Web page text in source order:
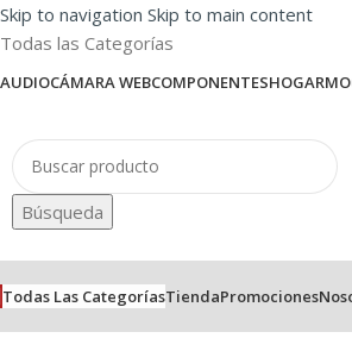
Skip to navigation Skip to main content
Todas las Categorías
AUDIOCÁMARA WEBCOMPONENTESHOGAR
Búsqueda
Todas Las CategoríasTiendaPromociones